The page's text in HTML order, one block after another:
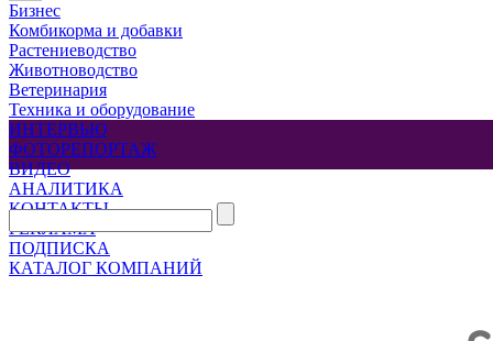
Бизнес
Комбикорма и добавки
Растениеводство
Животноводство
Ветеринария
Техника и оборудование
ИНТЕРВЬЮ
ФОТОРЕПОРТАЖ
ВИДЕО
АНАЛИТИКА
КОНТАКТЫ
РЕКЛАМА
ПОДПИСКА
КАТАЛОГ КОМПАНИЙ